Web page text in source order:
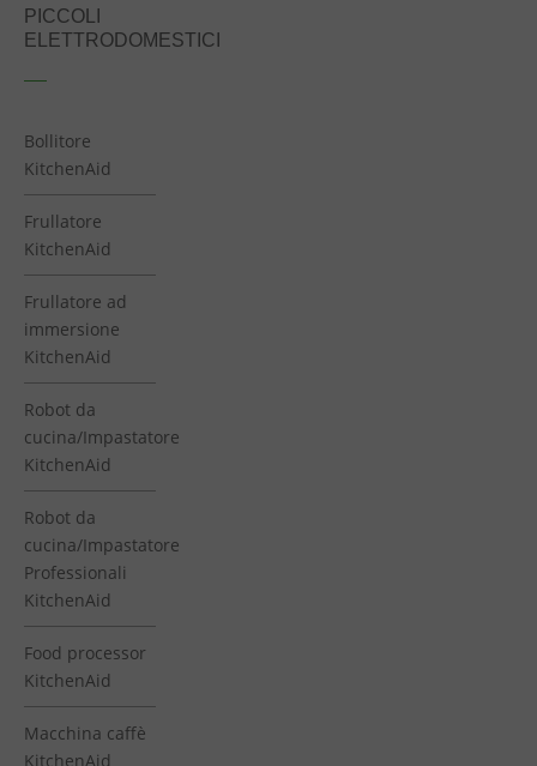
PICCOLI
ELETTRODOMESTICI
Bollitore
KitchenAid
Frullatore
KitchenAid
Frullatore ad
immersione
KitchenAid
Robot da
cucina/Impastatore
KitchenAid
Robot da
cucina/Impastatore
Professionali
KitchenAid
Food processor
KitchenAid
Macchina caffè
KitchenAid